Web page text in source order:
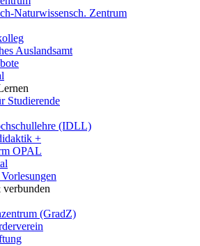
Naturwissensch. Zentrum
Auslandsamt
Studierende
(IDLL)
+
OPAL
(GradZ)